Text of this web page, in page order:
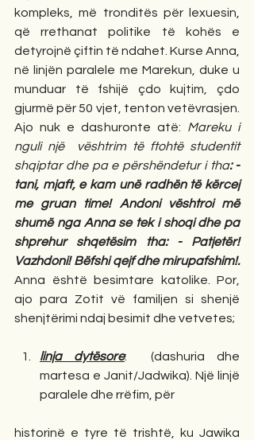
kompleks, më tronditës për lexuesin,
që rrethanat politike të kohës e
detyrojnë çiftin të ndahet. Kurse Anna,
në linjën paralele me Marekun, duke u
munduar të fshijë çdo kujtim, çdo
gjurmë për 50 vjet, tenton vetëvrasjen.
Ajo nuk e dashuronte atë: Mareku i
nguli një  vështrim të ftohtë studentit
shqiptar dhe pa e përshëndetur i tha: -
tani, mjaft, e kam unë radhën të kërcej
me gruan time! Andoni vështroi më
shumë nga Anna se tek i shoqi dhe pa
shprehur shqetësim tha: - Patjetër!
Vazhdoni! Bëfshi qejf dhe mirupafshim!.
Anna është besimtare katolike. Por,
ajo para Zotit vë familjen si shenjë
shenjtërimi ndaj besimit dhe vetvetes;
linja dytësore:  (dashuria dhe
martesa e Janit/Jadwika). Një linjë
paralele dhe rrëfim, për
historinë e tyre të trishtë, ku Jawika